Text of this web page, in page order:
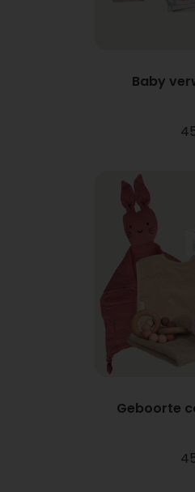
Baby
Geboorte